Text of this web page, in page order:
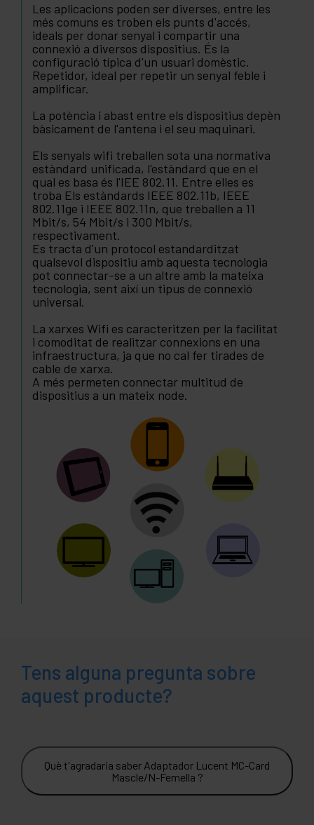
Les aplicacions poden ser diverses, entre les
més comuns es troben els punts d'accés,
ideals per donar senyal i compartir una
connexió a diversos dispositius. És la
configuració típica d'un usuari domèstic.
Repetidor, ideal per repetir un senyal feble i
amplificar.
La potència i abast entre els dispositius depèn
bàsicament de l'antena i el seu maquinari.
Els senyals wifi treballen sota una normativa
estàndard unificada, l'estàndard que en el
qual es basa és l'IEE 802.11. Entre elles es
troba Els estàndards IEEE 802.11b, IEEE
802.11ge i IEEE 802.11n, que treballen a 11
Mbit/s, 54 Mbit/s i 300 Mbit/s,
respectivament.
Es tracta d'un protocol estandarditzat
qualsevol dispositiu amb aquesta tecnologia
pot connectar-se a un altre amb la mateixa
tecnologia, sent així un tipus de connexió
universal.
La xarxes Wifi es caracteritzen per la facilitat
i comoditat de realitzar connexions en una
infraestructura, ja que no cal fer tirades de
cable de xarxa.
A més permeten connectar multitud de
dispositius a un mateix node.
Tens alguna pregunta sobre
aquest producte?
Què t'agradaria saber Adaptador Lucent MC-Card
Mascle/N-Femella ?